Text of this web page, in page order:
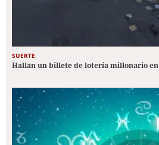
SUERTE
Hallan un billete de lotería millonario